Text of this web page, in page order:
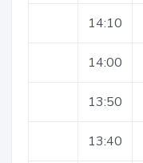
14:10
14:00
13:50
13:40